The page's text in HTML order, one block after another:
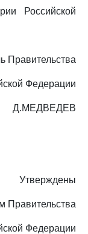
Российской
Правительства
Федерации
Д.МЕДВЕДЕВ
Утверждены
Правительства
Федерации